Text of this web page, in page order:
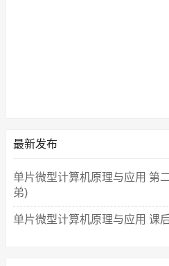
最新发布
单片微型计算机原理与应用 第
弟)
单片微型计算机原理与应用 课